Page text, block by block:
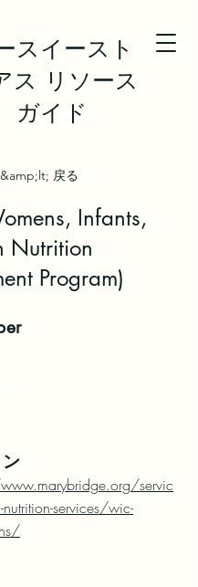
スイースト
ス リソース
ガイド
&amp;lt; 戻る
Infants,
Nutrition
Program)
servic
services/wic-